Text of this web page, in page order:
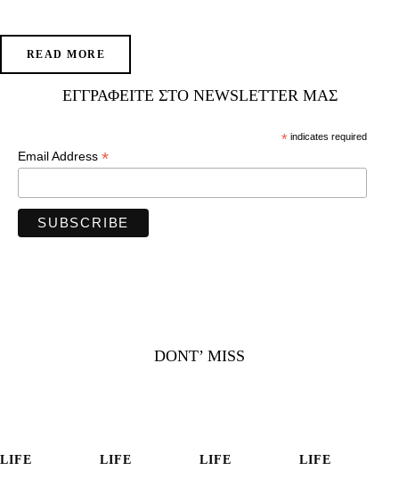
READ MORE
ΕΓΓΡΑΦΕΊΤΕ ΣΤΟ NEWSLETTER ΜΑΣ
*indicates required
Email Address *
DONT’ MISS
LIFE LIFE LIFE LIFE